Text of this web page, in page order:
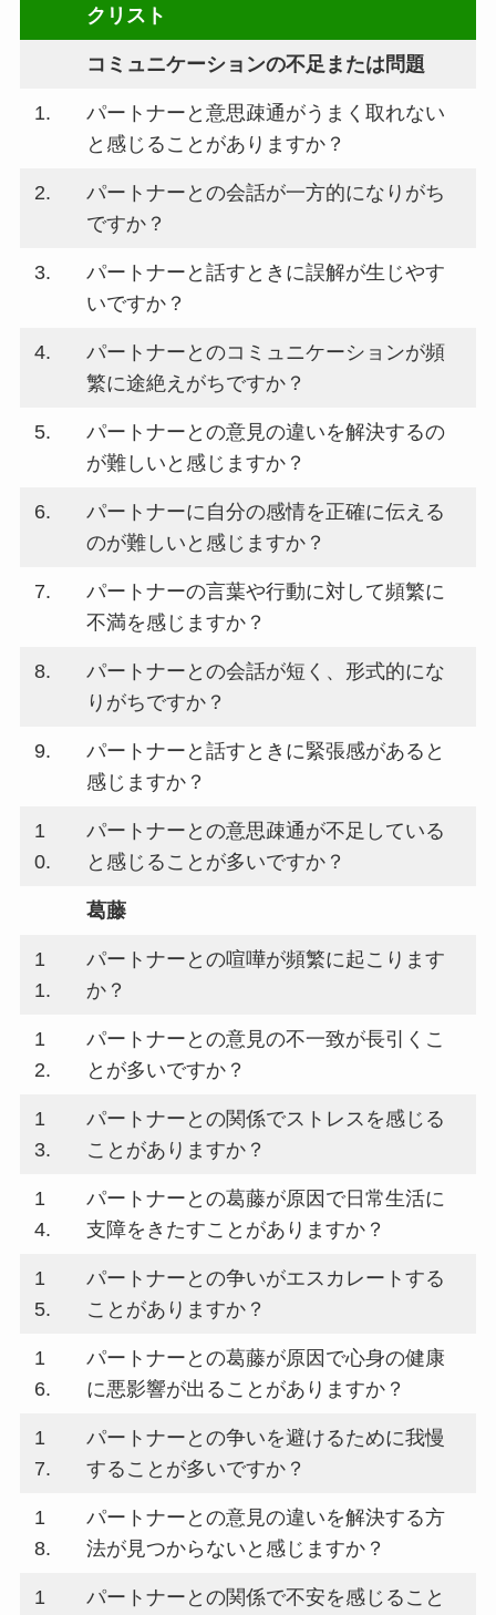
クリスト
コミュニケーションの不足または問題
1.
パートナーと意思疎通がうまく取れない
と感じることがありますか？
2.
パートナーとの会話が一方的になりがち
ですか？
3.
パートナーと話すときに誤解が生じやす
いですか？
4.
パートナーとのコミュニケーションが頻
繁に途絶えがちですか？
5.
パートナーとの意見の違いを解決するの
が難しいと感じますか？
6.
パートナーに自分の感情を正確に伝える
のが難しいと感じますか？
7.
パートナーの言葉や行動に対して頻繁に
不満を感じますか？
8.
パートナーとの会話が短く、形式的にな
りがちですか？
9.
パートナーと話すときに緊張感があると
感じますか？
1
0.
パートナーとの意思疎通が不足している
と感じることが多いですか？
葛藤
1
1.
パートナーとの喧嘩が頻繁に起こります
か？
1
2.
パートナーとの意見の不一致が長引くこ
とが多いですか？
1
3.
パートナーとの関係でストレスを感じる
ことがありますか？
1
4.
パートナーとの葛藤が原因で日常生活に
支障をきたすことがありますか？
1
5.
パートナーとの争いがエスカレートする
ことがありますか？
1
6.
パートナーとの葛藤が原因で心身の健康
に悪影響が出ることがありますか？
1
7.
パートナーとの争いを避けるために我慢
することが多いですか？
1
8.
パートナーとの意見の違いを解決する方
法が見つからないと感じますか？
1 パートナーとの関係で不安を感じること